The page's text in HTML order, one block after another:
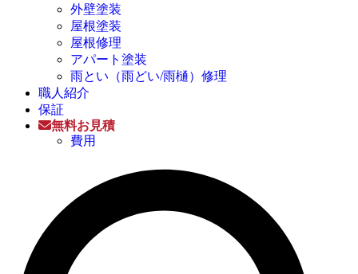
外壁塗装
屋根塗装
屋根修理
アパート塗装
雨とい（雨どい/雨樋）修理
職人紹介
保証
無料お見積
費用